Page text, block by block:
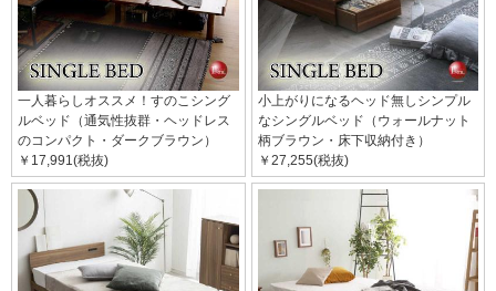
一人暮らしオススメ！すのこシング
ルベッド（通気性抜群・ヘッドレス
のコンパクト・ダークブラウン）
￥17,991(税抜)
小上がりになるヘッド無しシンプル
なシングルベッド（ウォールナット
柄ブラウン・床下収納付き）
￥27,255(税抜)